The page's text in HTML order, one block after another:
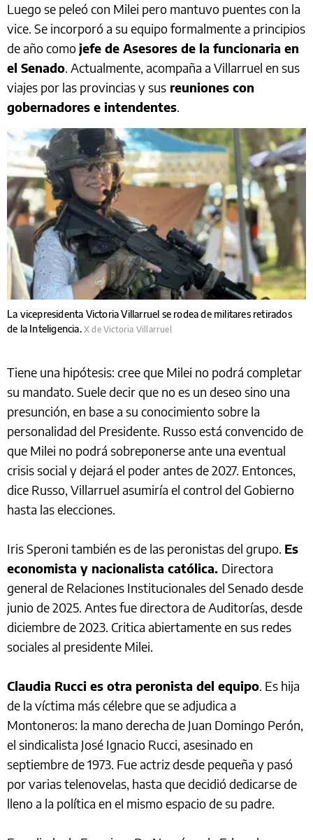
Luego se peleó con Milei pero mantuvo puentes con la
vice. Se incorporó a su equipo formalmente a principios
de año comojefe de Asesores de la funcionaria en
el Senado. Actualmente, acompaña a Villarruel en sus
viajes por las provincias y sus reuniones con
gobernadores e intendentes.
La vicepresidenta Victoria Villarruel se rodea de militares retirados
de la Inteligencia. X de Victoria Villarruel
Tiene una hipótesis: cree que Milei no podrá completar
su mandato. Suele decir que no es un deseo sino una
presunción, en base a su conocimiento sobre la
personalidad del Presidente. Russo está convencido de
que Milei no podrá sobreponerse ante una eventual
crisis social y dejará el poder antes de 2027. Entonces,
dice Russo, Villarruel asumiría el control del Gobierno
hasta las elecciones.
Iris Speroni también es de las peronistas del grupo. Es
economista y nacionalista católica. Directora
general de Relaciones Institucionales del Senado desde
junio de 2025. Antes fue directora de Auditorías, desde
diciembre de 2023. Critica abiertamente en sus redes
sociales al presidente Milei.
Claudia Rucci es otra peronista del equipo. Es hija
de la víctima más célebre que se adjudica a
Montoneros: la mano derecha de Juan Domingo Perón,
el sindicalista José Ignacio Rucci, asesinado en
septiembre de 1973. Fue actriz desde pequeña y pasó
por varias telenovelas, hasta que decidió dedicarse de
lleno a la política en el mismo espacio de su padre.